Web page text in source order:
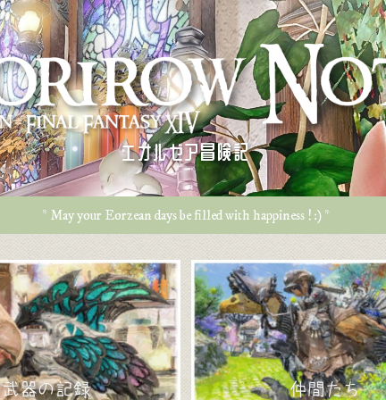
エオルゼア冒険記
* May your Eorzean days be filled with happiness ! :) *
武器の記録 仲間たち